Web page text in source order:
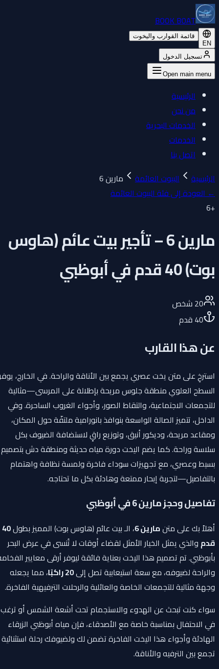
BOOK BOAT
EN
قائمة القوارب واليخوت
تسجيل الدخول
Open main menu
الرئيسية
من نحن
الخدمات البحرية
الخدمات
اتصل بنا
الرئيسية
البيوت العائمة
مارين 6
←العودة إلى فئة البيوت العائمة
6
مارين 6 – تأجير بيت عائم (هاوس
بوت) 40 قدم في أبوظبي
20شخص
40قدم
عن هذا القارب
استرخِ على متن يخت عصري يجمع بين الأناقة والراحة. في الخارج، يوفر
السطح العلوي منطقة جلوس مريحة بإطلالة على المرسى—مثالية
للتجمعات الاجتماعية، والتقاط الصور، وأجواء الغروب الساحرة. وفي
الداخل، تتميز الصالة الواسعة بنوافذ بانورامية ملتفّة حول المكان،
ومقاعد مريحة، وديكور أنيق، وتوزيع راقٍ لاستضافة الضيوف بكل
سلاسة وراحة. كما يضم اليخت دورة مياه حديثة ومنطقة دش بتصميم
بسيط وعصري، مع تجهيزات سوداء فاخرة ولمسة نظافة واهتمام
بالتفاصيل—لتجربة إبحار ممتعة وهادئة بكل ما تحتاجه.
تفاصيل وحجز مارين 6 في أبوظبي
أهلاً بك على متنمارين 6 ، الـ بيت عائم (هاوس بوت) المميز بطول40
قدموالذي يمثل الخيار الأمثل لقضاء أوقات لا تُنسى في عرض البحر
بأبوظبي. تم تصميم هذا اليخت بعناية فائقة ليوفر أرقى معايير الفخامة
والراحة لضيوفه، مع سعة استيعابية تصل إلى20 راكبًا
، مما يجعله
وجهة مثالية للتجمعات الخاصة والعائلية والرحلات الترفيهية الفاخرة.
سواء كنت تبحث عن الهدوء والاستجمام تحت أشعة الشمس أو ترغب
في الاحتفال بمناسبة خاصة مع الأصدقاء، فإن مياه أبوظبي الزرقاء
الهادئة وأجواء هذا اليخت الفاخرة تضمن لك ولضيوفك رحلة استثنائية
تجمع بين الترفيه والأناقة.